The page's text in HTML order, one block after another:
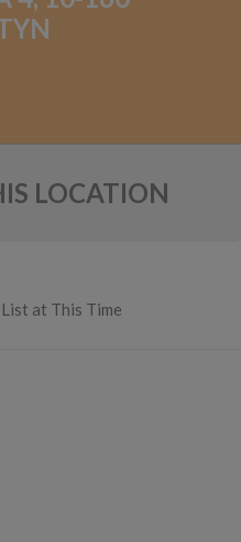
LOCATION
at This Time